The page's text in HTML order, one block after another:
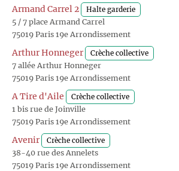
Armand Carrel 2 Halte garderie
5 / 7 place Armand Carrel
75019 Paris 19e Arrondissement
Arthur Honneger Crèche collective
7 allée Arthur Honneger
75019 Paris 19e Arrondissement
A Tire d'Aile Crèche collective
1 bis rue de Joinville
75019 Paris 19e Arrondissement
Avenir Crèche collective
38-40 rue des Annelets
75019 Paris 19e Arrondissement